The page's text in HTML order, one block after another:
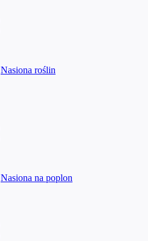
Nasiona roślin
Nasiona na poplon